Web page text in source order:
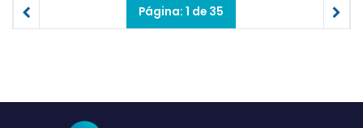
Página: 1 de 35